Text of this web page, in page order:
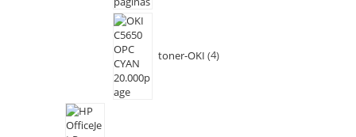
toner-OKI 4